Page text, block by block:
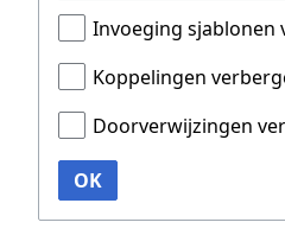
Invoeging sjablonen
Koppelingen
Doorverwijzingen
OK